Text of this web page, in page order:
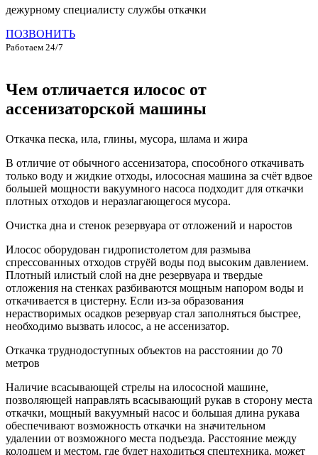
дежурному специалисту службы откачки
ПОЗВОНИТЬ
Работаем 24/7
Чем отличается илосос от
ассенизаторской машины
Откачка песка, ила, глины, мусора, шлама и жира
В отличие от обычного ассенизатора, способного откачивать
только воду и жидкие отходы, илососная машина за счёт вдвое
большей мощности вакуумного насоса подходит для откачки
плотных отходов и неразлагающегося мусора.
Очистка дна и стенок резервуара от отложений и наростов
Илосос оборудован гидропистолетом для размыва
спрессованных отходов струёй воды под высоким давлением.
Плотный илистый слой на дне резервуара и твердые
отложения на стенках разбиваются мощным напором воды и
откачивается в цистерну. Если из-за образования
нерастворимых осадков резервуар стал заполняться быстрее,
необходимо вызвать илосос, а не ассенизатор.
Откачка труднодоступных объектов на расстоянии до 70
метров
Наличие всасывающей стрелы на илососной машине,
позволяющей направлять всасывающий рукав в сторону места
откачки, мощный вакуумный насос и большая длина рукава
обеспечивают возможность откачки на значительном
удалении от возможного места подъезда. Расстояние между
колодцем и местом, где будет находиться спецтехника, может